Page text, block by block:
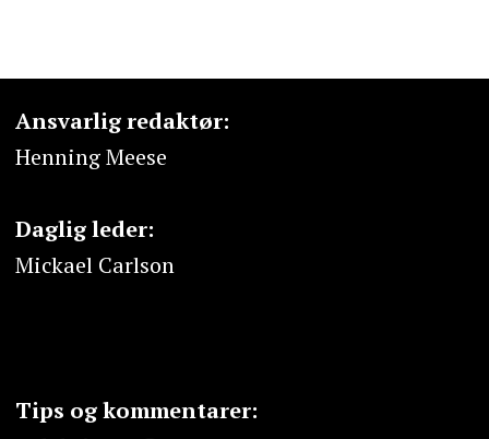
Ansvarlig redaktør:
Henning Meese
Daglig leder:
Mickael Carlson
Tips og kommentarer: